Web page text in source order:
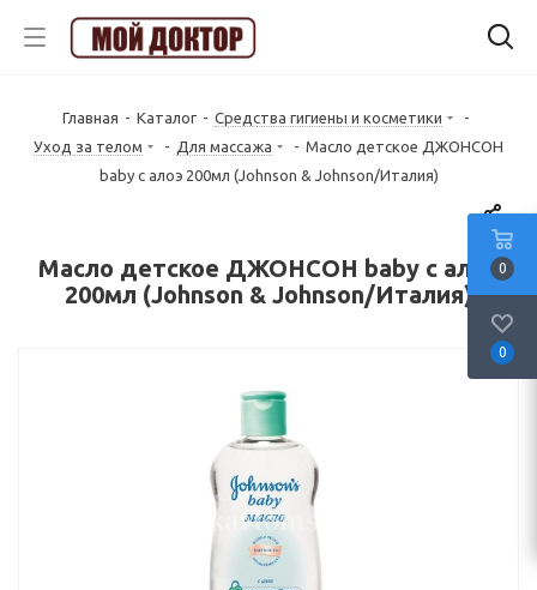
Главная - Каталог - Средства гигиены и косметики
-
Уход за телом
- Для массажа - Масло детское ДЖОНСОН
baby с алоэ 200мл (Johnson & Johnson/Италия)
Масло детское ДЖОНСОН baby с алоэ
200мл (Johnson & Johnson/Италия)
0
0